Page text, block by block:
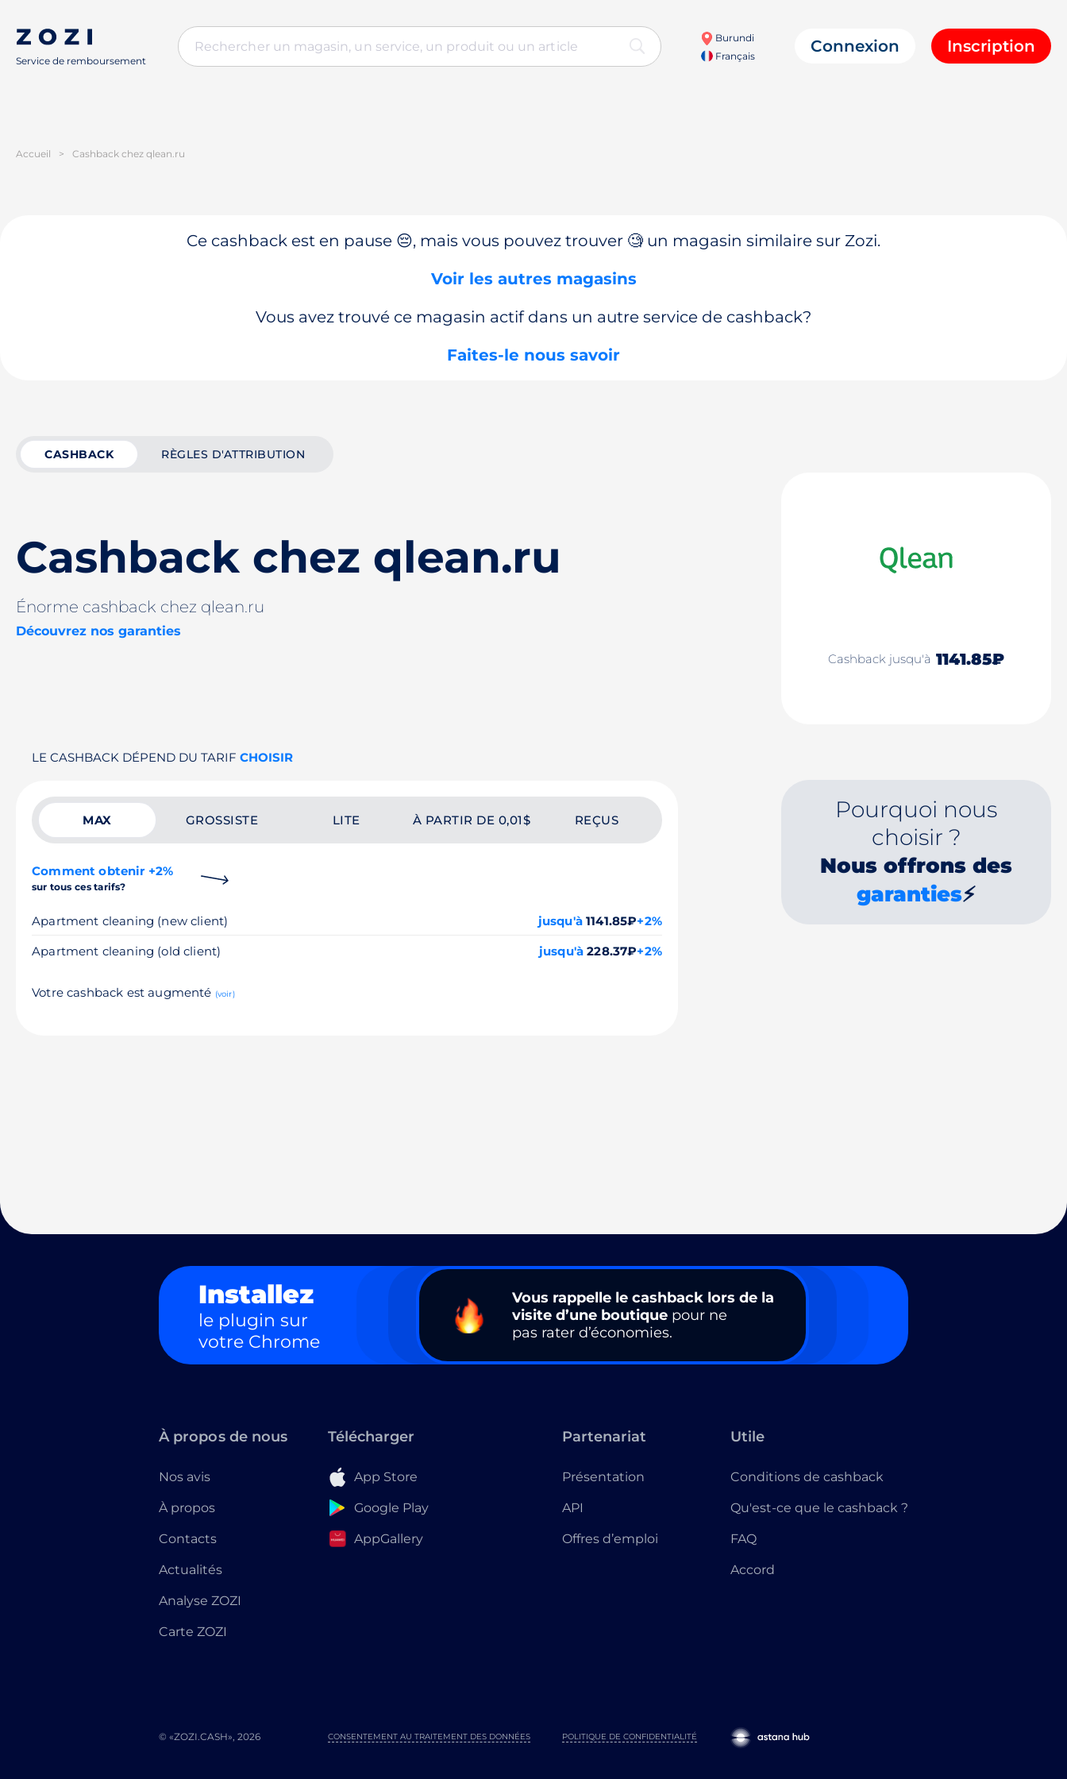
Service de remboursement
Burundi
Français
Connexion Inscription
Accueil > Cashback chez qlean.ru
Ce cashback est en pause 😔, mais vous pouvez trouver 🧐 un magasin similaire sur Zozi.
Voir les autres magasins
Vous avez trouvé ce magasin actif dans un autre service de cashback?
Faites-le nous savoir
CASHBACK RÈGLES D'ATTRIBUTION
Cashback chez qlean.ru
Énorme cashback chez qlean.ru
Découvrez nos garanties
Cashback jusqu'à 1141.85₽
LE CASHBACK DÉPEND DU TARIF CHOISIR
MAX GROSSISTE LITE À PARTIR DE 0,01$ REÇUS
Comment obtenir +2%
sur tous ces tarifs?
Apartment cleaning (new client) jusqu'à1141.85₽+2%
Apartment cleaning (old client)
jusqu'à 228.37₽+2%
Votre cashback est augmenté (voir)
Pourquoi nous
choisir ?
Nous offrons des
garanties⚡
Installez
le plugin sur
votre Chrome
Vous rappelle le cashback lors de la
visite d’une boutique pour ne
pas rater d’économies.
À propos de nous
Nos avis
À propos
Contacts
Actualités
Analyse ZOZI
Carte ZOZI
Télécharger
App Store
Google Play
AppGallery
Partenariat
Présentation
API
Offres d’emploi
Utile
Conditions de cashback
Qu'est-ce que le cashback ?
FAQ
Accord
© «ZOZI.CASH», 2026 POLITIQUE DE CONFIDENTIALITÉ
CONSENTEMENT AU TRAITEMENT DES DONNÉES